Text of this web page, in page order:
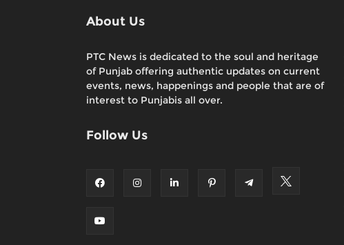
About Us
PTC News is dedicated to the soul and heritage
of Punjab offering authentic updates on current
events, news, happenings and people that are of
interest to Punjabis all over.
Follow Us